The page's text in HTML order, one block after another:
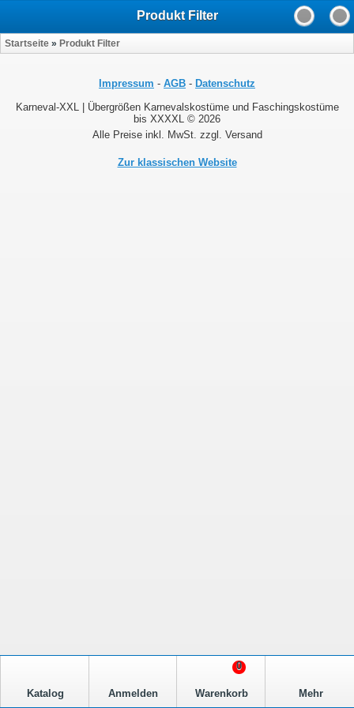
Produkt Filter
Startseite » Produkt Filter
Impressum - AGB - Datenschutz
Karneval-XXL | Übergrößen Karnevalskostüme und Faschingskostüme
bis XXXXL © 2026
Alle Preise inkl. MwSt. zzgl. Versand
Zur klassischen Website
Katalog Anmelden Warenkorb
0
Mehr